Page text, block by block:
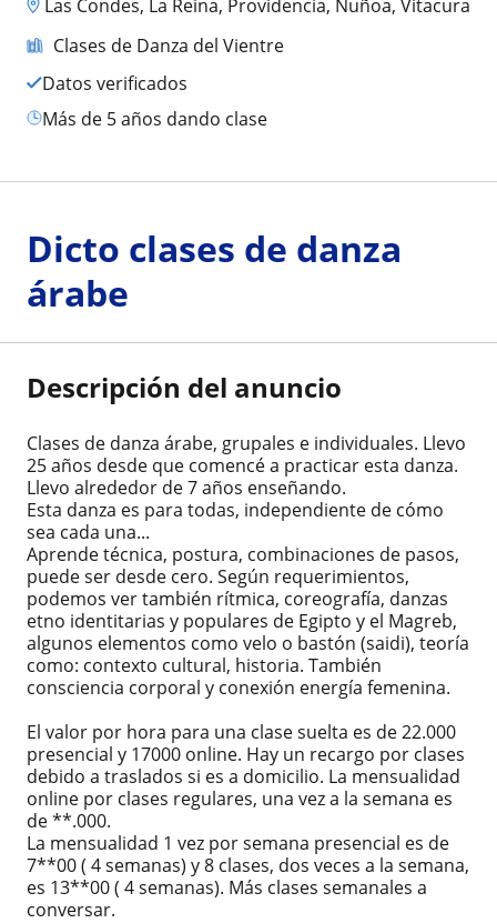
Las Condes, La Reina, Providencia, Ñuñoa, Vitacura
Clases de Danza del Vientre
Datos verificados
más de 5 años dando clase
Dicto clases de danza
árabe
Descripción del anuncio
Clases de danza árabe, grupales e individuales. Llevo
25 años desde que comencé a practicar esta danza.
Llevo alrededor de 7 años enseñando.
Esta danza es para todas, independiente de cómo
sea cada una...
Aprende técnica, postura, combinaciones de pasos,
puede ser desde cero. Según requerimientos,
podemos ver también rítmica, coreografía, danzas
etno identitarias y populares de Egipto y el Magreb,
algunos elementos como velo o bastón (saidi), teoría
como: contexto cultural, historia. También
consciencia corporal y conexión energía femenina.
El valor por hora para una clase suelta es de 22.000
presencial y 17000 online. Hay un recargo por clases
debido a traslados si es a domicilio. La mensualidad
online por clases regulares, una vez a la semana es
de **.000.
La mensualidad 1 vez por semana presencial es de
7**00 ( 4 semanas) y 8 clases, dos veces a la semana,
es 13**00 ( 4 semanas). Más clases semanales a
conversar.